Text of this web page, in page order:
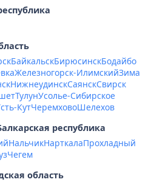
БайкальскБирюсинскБодайбо
Железногорск-ИлимскийЗима
НижнеудинскСаянскСвирск
ТулунУсолье-Сибирское
КутЧеремховоШелехов
республика
НальчикНарткалаПрохладный
Чегем
область